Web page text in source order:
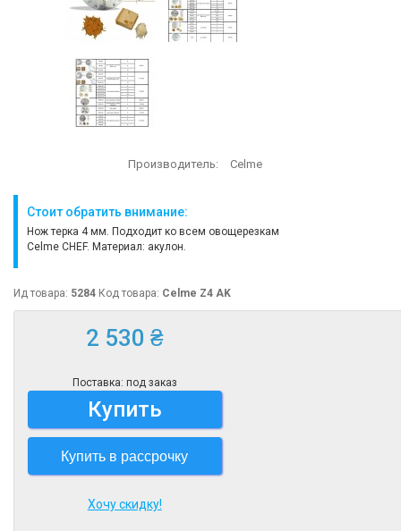
Производитель: Celme
Стоит обратить внимание:
Нож терка 4 мм. Подходит ко всем овощерезкам
Celme CHEF. Материал: акулон.
Ид товара: 5284 Код товара: Celme Z4 AK
2 530 ₴
Поставка: под заказ
Купить
Купить в рассрочку
Хочу скидку!